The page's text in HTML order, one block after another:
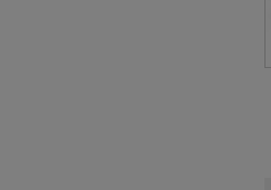
dati
un livello
Per